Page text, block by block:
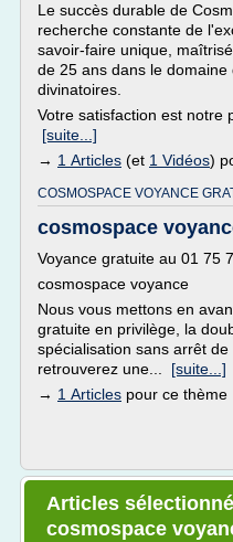
Le succès durable de
recherche constante de
savoir-faire unique,
de 25 ans dans le
divinatoires.
Votre satisfaction est notre
[suite...]
→ 1 Articles (et 1 Vidéos)
COSMOSPACE VOYANCE
cosmospace
Voyance gratuite au 01 75
cosmospace voyance
Nous vous mettons en
gratuite en privilège, la
spécialisation sans arrêt
retrouverez une... [suite...]
→ 1 Articles pour ce thème
Articles
cosmospace